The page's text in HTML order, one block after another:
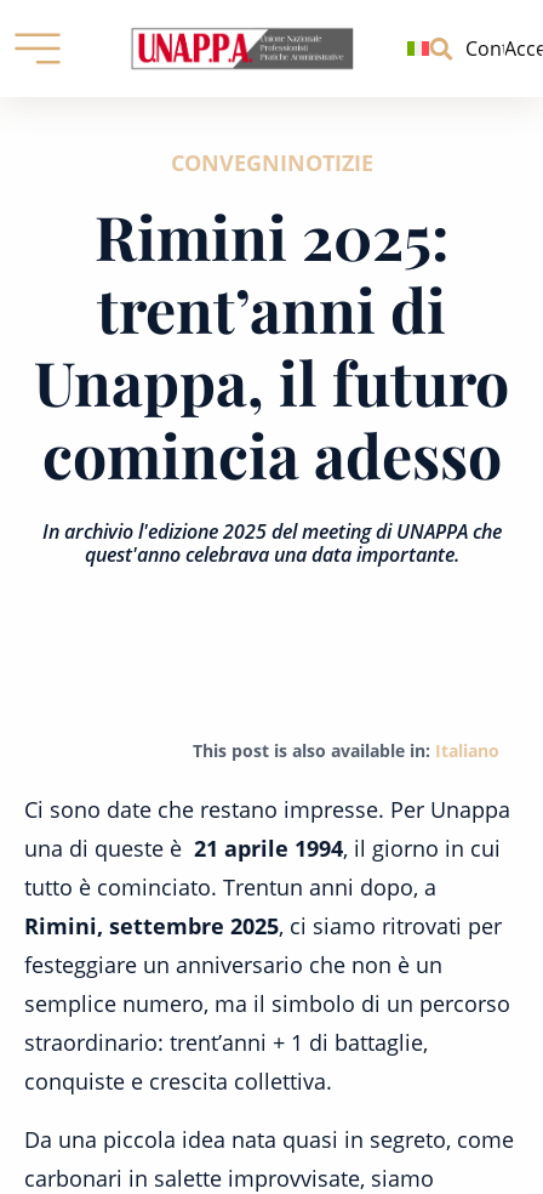
nazionale
professionisti
Contatti
CONVEGNINOTIZIE
Rimini 2025:
trent’anni di
Unappa, il futuro
comincia adesso
In archivio l'edizione 2025 del meeting di UNAPPA che
quest'anno celebrava una data importante.
This post is also available in: Italiano
Ci sono date che restano impresse. Per Unappa
una di queste è 21 aprile 1994, il giorno in cui
tutto è cominciato. Trentun anni dopo, a
Rimini, settembre 2025, ci siamo ritrovati per
festeggiare un anniversario che non è un
semplice numero, ma il simbolo di un percorso
straordinario: trent’anni + 1 di battaglie,
conquiste e crescita collettiva.
Da una piccola idea nata quasi in segreto, come
carbonari in salette improvvisate, siamo